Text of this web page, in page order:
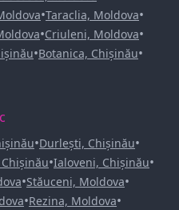
•Taraclia, Moldova•
•Criuleni, Moldova•
•Botanica, Chișinău•
•Durlești, Chișinău•
•Ialoveni, Chișinău•
•Stăuceni, Moldova•
•Rezina, Moldova•